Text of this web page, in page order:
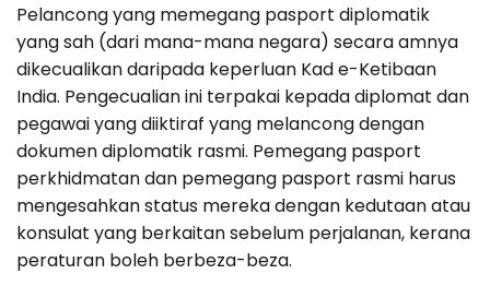
Pelancong yang memegang pasport diplomatik
yang sah (dari mana-mana negara) secara amnya
dikecualikan daripada keperluan Kad e-Ketibaan
India. Pengecualian ini terpakai kepada diplomat dan
pegawai yang diiktiraf yang melancong dengan
dokumen diplomatik rasmi. Pemegang pasport
perkhidmatan dan pemegang pasport rasmi harus
mengesahkan status mereka dengan kedutaan atau
konsulat yang berkaitan sebelum perjalanan, kerana
peraturan boleh berbeza-beza.